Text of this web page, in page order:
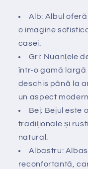
Alb: Albul
o imagine
casei.
Gri: Nuanțele
într-o gamă largă
deschis până la
un aspect
Bej: Bejul este
tradiționale și
natural.
Albastru:
reconfortantă,